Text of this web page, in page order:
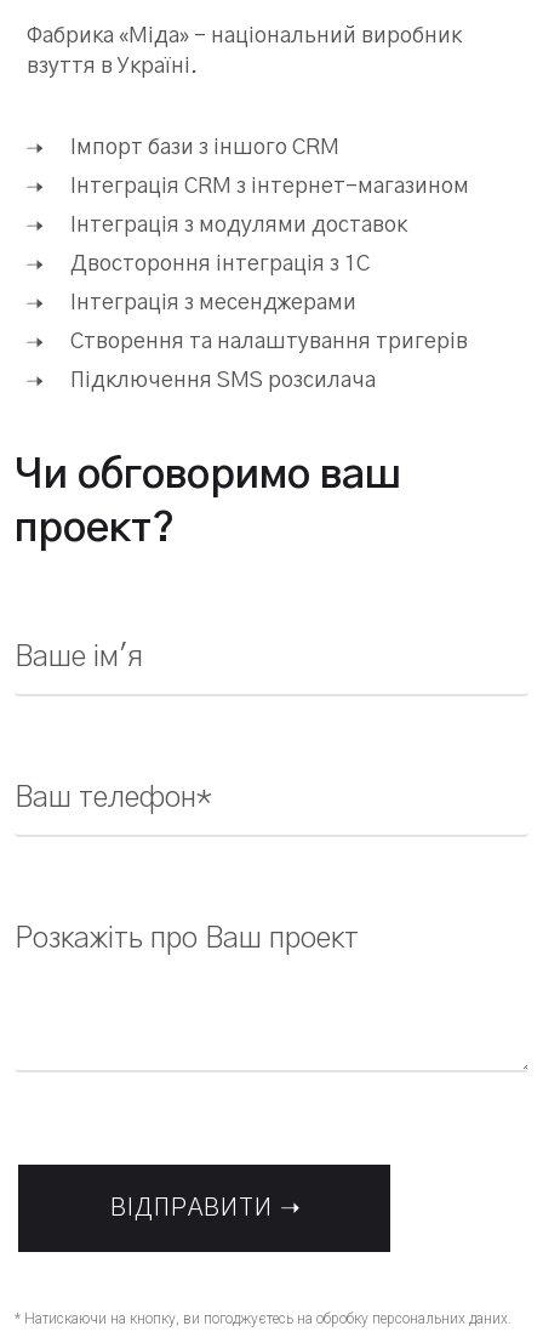
Фабрика «Міда» – національний виробник
взуття в Україні.
Імпорт бази з іншого CRM
Інтеграція CRM з інтернет-магазином
Інтеграція з модулями доставок
Двостороння інтеграція з 1С
Інтеграція з месенджерами
Створення та налаштування тригерів
Підключення SMS розсилача
Чи обговоримо ваш
проект?
* Натискаючи на кнопку, ви погоджуєтесь на обробку персональних даних.